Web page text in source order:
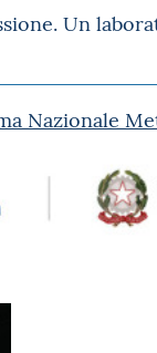
Un
Nazionale